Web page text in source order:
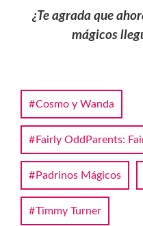
¿Te agrada que
mágicos
Cosmo y Wanda
Fairly OddParents:
Padrinos Mágicos
Timmy Turner